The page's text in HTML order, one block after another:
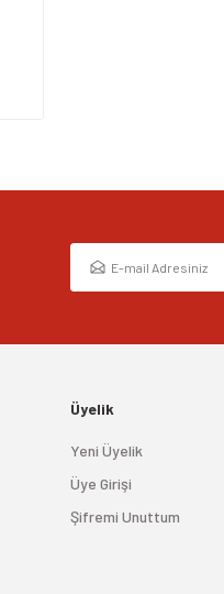
Üyelik
Yeni Üyelik
Üye Girişi
Şifremi Unuttum